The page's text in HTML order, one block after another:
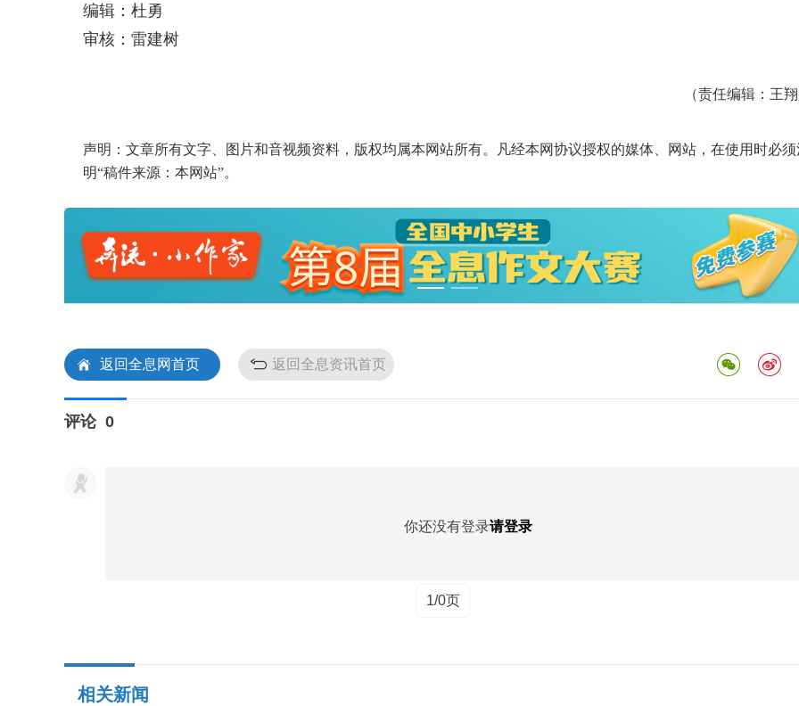
编辑：杜勇
审核：雷建树
（责任编辑：王
声明：文章所有文字、图片和音视频资料，版权均属本网站所有。凡经本网协议授权的媒体、网站，在使用时必须
明“稿件来源：本网站”。
返回全息网首页 返回全息资讯首页
评论 0
你还没有登录请登录
1/0页
相关新闻